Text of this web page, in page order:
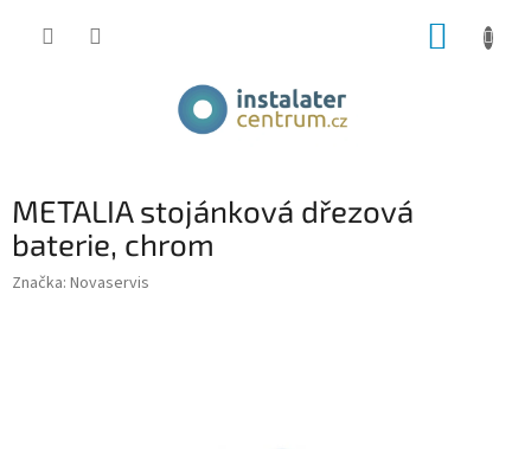
METALIA stojánková dřezová
baterie, chrom
Značka: Novaservis